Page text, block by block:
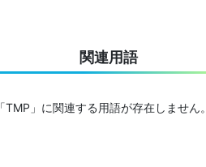
関連用語
「TMP」に関連する用語が存在しません。